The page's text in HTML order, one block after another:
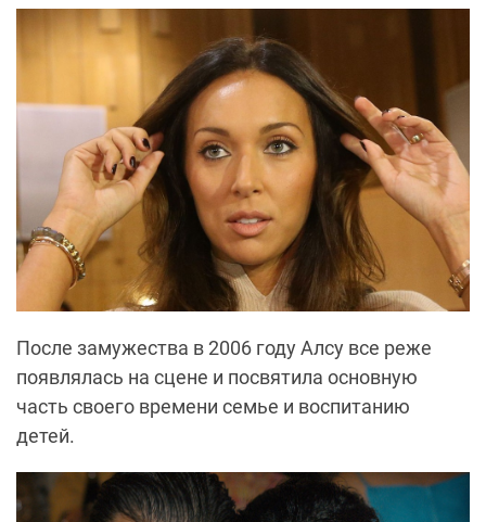
После замужества в 2006 году Алсу все реже
появлялась на сцене и посвятила основную
часть своего времени семье и воспитанию
детей.